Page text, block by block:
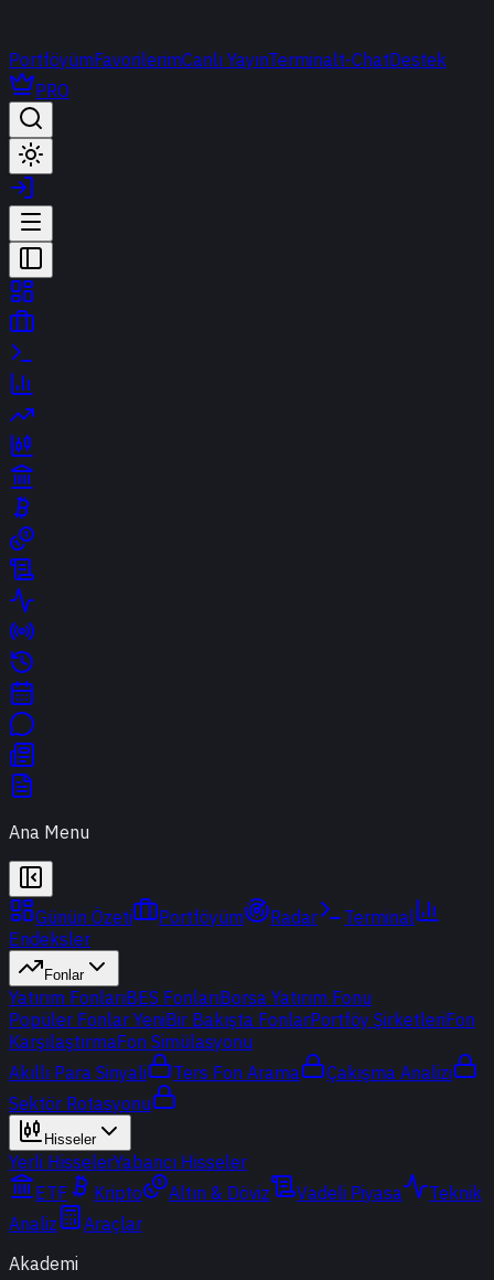
PortföyümFavorilerimCanlı YayınTerminalt-ChatDestek
PRO
Ana Menu
Günün Özeti Portföyüm Radar
Terminal
Endeksler
Fonlar
Yatırım FonlarıBES FonlarıBorsa Yatırım Fonu
Popüler Fonlar YeniBir Bakışta FonlarPortföy ŞirketleriFon
KarşılaştırmaFon Simülasyonu
Akıllı Para Sinyali
Ters Fon Arama
Çakışma Analizi
Sektör Rotasyonu
Hisseler
Yerli HisselerYabancı Hisseler
ETF
Kripto Altın & Döviz Vadeli Piyasa
Teknik
Analiz
Araçlar
Akademi